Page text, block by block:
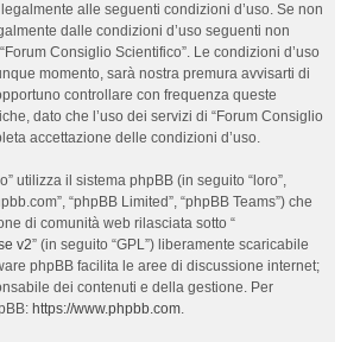
alle seguenti condizioni d’uso. Se non
dalle condizioni d’uso seguenti non
Consiglio Scientifico”. Le condizioni d’uso
momento, sarà nostra premura avvisarti di
controllare con frequenza queste
dato che l’uso dei servizi di “Forum Consiglio
accettazione delle condizioni d’uso.
utilizza il sistema phpBB (in seguito “loro”,
“phpBB Limited”, “phpBB Teams”) che
di comunità web rilasciata sotto “
v2” (in seguito “GPL”) liberamente scaricabile
phpBB facilita le aree di discussione internet;
dei contenuti e della gestione. Per
https://www.phpbb.com.